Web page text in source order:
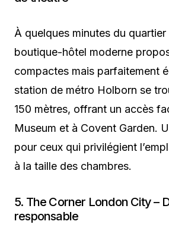
À quelques minutes du
boutique-hôtel moderne
compactes mais parfaitement
station de métro Holborn se
150 mètres, offrant un accès
Museum et à Covent Garden.
pour ceux qui privilégient
à la taille des chambres.
5. The Corner London City –
responsable